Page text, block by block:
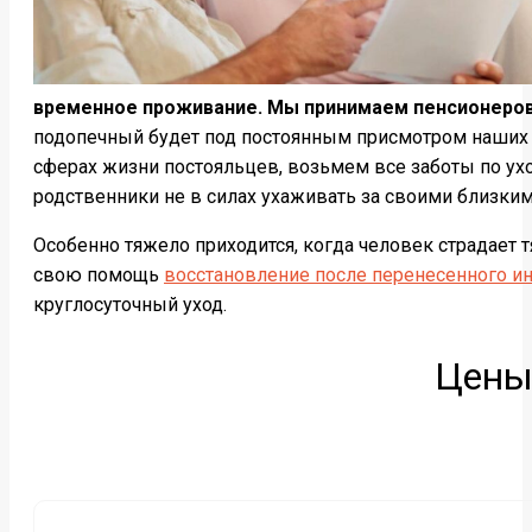
временное проживание. Мы принимаем
подопечный будет под постоянным присмотром
сферах жизни постояльцев, возьмем все заботы по
родственники не в силах ухаживать за своими
Особенно тяжело приходится, когда человек
свою помощь восстановление после перенесенного
круглосуточный уход.